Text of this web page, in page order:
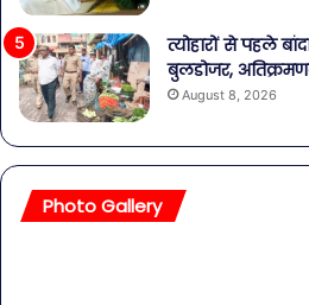
त्योहारों से पहले
बुलडोजर,
August 8, 2026
Photo Gallery